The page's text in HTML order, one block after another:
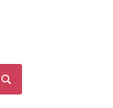
Search